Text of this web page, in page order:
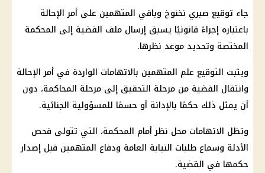
جاء توقيع صبري نخنوخ وباقي المتهمين على أمر الإحالة
باعتباره إجراءً قانونيًا يسبق إرسال ملف القضية إلى المحكمة
المختصة وتحديد موعد نظرها.
ويثبت التوقيع علم المتهمين بالاتهامات الواردة في أمر الإحالة
وانتقال القضية من مرحلة التحقيق إلى مرحلة المحاكمة، دون
أن يمثل ذلك حكمًا بالإدانة أو حسمًا للمسؤولية الجنائية.
وتظل الاتهامات محل نظر أمام المحكمة، التي تتولى فحص
الأدلة وسماع طلبات النيابة العامة ودفاع المتهمين قبل إصدار
حكمها في القضية.